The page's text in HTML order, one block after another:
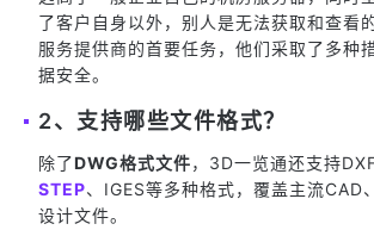
了客户自身以外，别人是无法获取和查看
服务提供商的首要任务，他们采取了多种
据安全。
2、支持哪些文件格式？
除了DWG格式文件，3D一览通还支持
STEP、IGES等多种格式，覆盖主流CAD
设计文件。